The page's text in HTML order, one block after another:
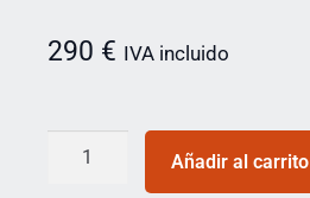
290 € IVA incluido
Añadir al carrito